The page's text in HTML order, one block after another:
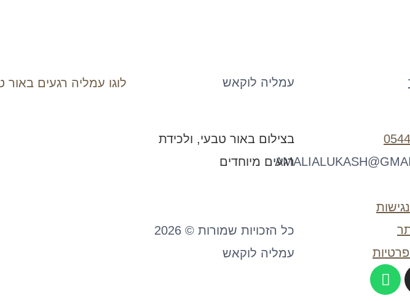
W
H
עמליה לוקאש
בצילום באור טבעי, ולכידת
רגעים מיוחדים
כל הזכויות שמורות © 2026
עמליה לוקאש